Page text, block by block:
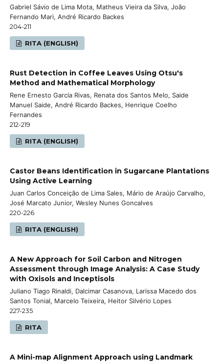
Gabriel Sávio de Lima Mota, Matheus Vieira da Silva, João
Fernando Mari, André Ricardo Backes
204-211
RITA (ENGLISH)
Rust Detection in Coffee Leaves Using Otsu's
Method and Mathematical Morphology
Rene Ernesto García Rivas, Renata dos Santos Melo, Saide
Manuel Saide, André Ricardo Backes, Henrique Coelho
Fernandes
212-219
RITA (ENGLISH)
Castor Beans Identification in Sugarcane Plantations
Using Active Learning
Juan Carlos Conceição de Lima Sales, Mário de Araújo Carvalho,
José Marcato Junior, Wesley Nunes Goncalves
220-226
RITA (ENGLISH)
A New Approach for Soil Carbon and Nitrogen
Assessment through Image Analysis: A Case Study
with Oxisols and Inceptisols
Juliano Tiago Rinaldi, Dalcimar Casanova, Larissa Macedo dos
Santos Tonial, Marcelo Teixeira, Heitor Silvério Lopes
227-235
RITA
A Mini-map Alignment Approach using Landmark